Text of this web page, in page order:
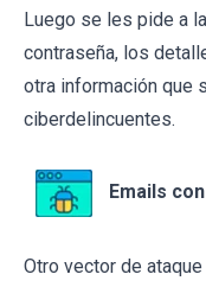
Luego se les pide a
contraseña, los
otra información que
ciberdelincuentes.
Emails
Otro vector de